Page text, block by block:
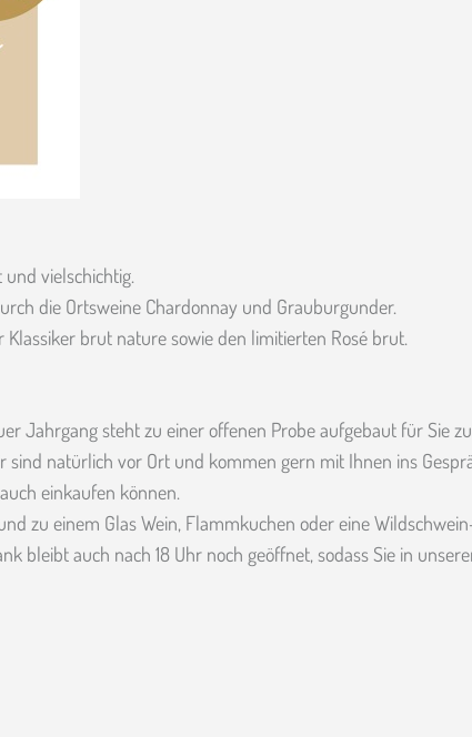
vielschichtig.
die Ortsweine Chardonnay und Grauburgunder.
brut nature sowie den limitierten Rosé brut.
Jahrgang steht zu einer offenen Probe aufgebaut für Sie
natürlich vor Ort und kommen gern mit Ihnen ins
einkaufen können.
zu einem Glas Wein, Flammkuchen oder eine
bleibt auch nach 18 Uhr noch geöffnet, sodass Sie in